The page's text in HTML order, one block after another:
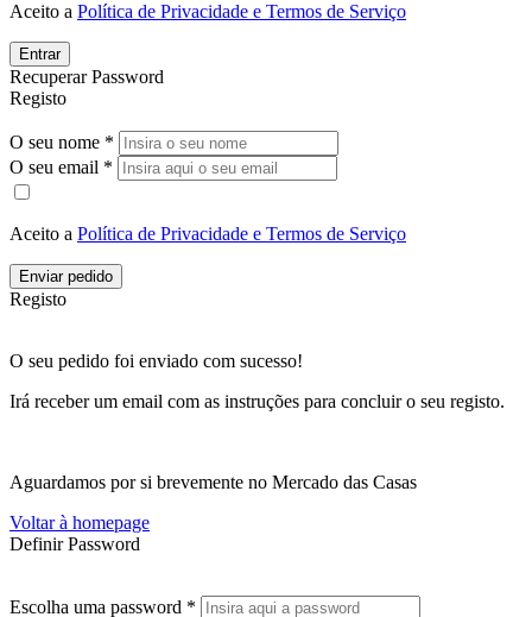
Aceito a Política de Privacidade e Termos de Serviço
Entrar
Recuperar Password
Registo
O seu nome *
O seu email *
Aceito a Política de Privacidade e Termos de Serviço
Enviar pedido
Registo
O seu pedido foi enviado com sucesso!
Irá receber um email com as instruções para concluir o seu registo.
Aguardamos por si brevemente no Mercado das Casas
Voltar à homepage
Definir Password
Escolha uma password *